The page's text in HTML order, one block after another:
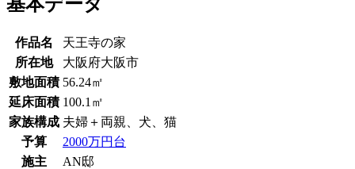
作品名
天王寺の家
所在地
大阪府大阪市
敷地面積 56.24㎡
延床面積 100.1㎡
家族構成 夫婦＋両親、犬、猫
予算
2000万円台
施主
AN邸